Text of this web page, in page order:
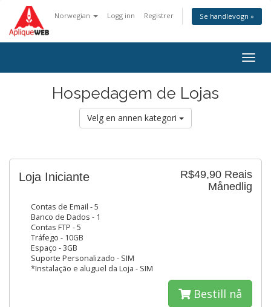
Norwegian Logg inn Registrer Se handlevogn »
Hospedagem de Lojas
Velg en annen kategori
R$49,90 Reais
Månedlig
Loja Iniciante
Contas de Email - 5
Banco de Dados - 1
Contas FTP - 5
Tráfego - 10GB
Espaço - 3GB
Suporte Personalizado - SIM
*Instalação e aluguel da Loja - SIM
Bestill nå